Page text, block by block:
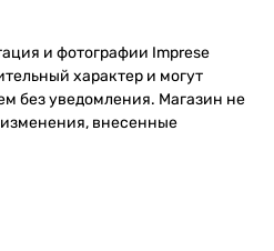
и фотографии Imprese
характер и могут
без уведомления. Магазин не
изменения, внесенные